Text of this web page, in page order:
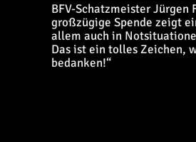
BFV-Schatzmeister
großzügige Spende zeigt
allem auch in
Das ist ein tolles Zeichen,
bedanken!“